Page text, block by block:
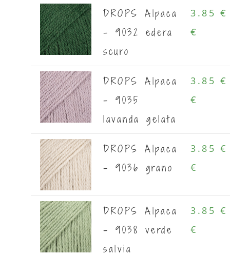
DROPS Alpaca
- 9032 edera
scuro
3.85 €
€
DROPS Alpaca
- 9035
lavanda gelata
3.85 €
€
DROPS Alpaca
- 9036 grano
3.85 €
€
DROPS Alpaca
- 9038 verde
salvia
3.85 €
€